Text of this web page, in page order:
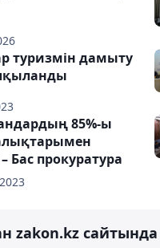
туризмін дамыту
85%-ы
Бас прокуратура
zakon.kz сайтында